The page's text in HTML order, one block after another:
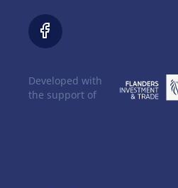
Developed with
the support of